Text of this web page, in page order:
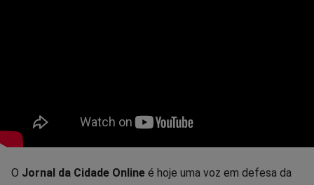
O Jornal da Cidade Online é hoje uma voz em defesa da